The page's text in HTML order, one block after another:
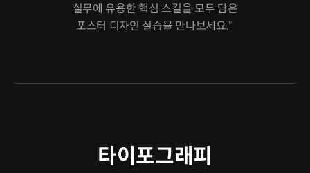
실무에 유용한 핵심 스킬을 모두 담은
포스터 디자인 실습을 만나보세요."
타이포그래피